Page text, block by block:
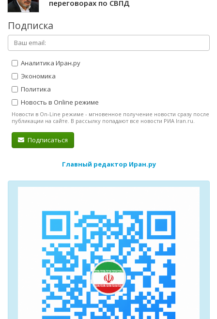
переговорах по СВПД
Подписка
Аналитика Иран.ру
Экономика
Политика
Новость в Online режиме
Новости в On-Line режиме - мгновенное получение новости сразу после
публикации на сайте. В рассылку попадают все новости РИА Iran.ru.
Подписаться
Главный редактор Иран.ру